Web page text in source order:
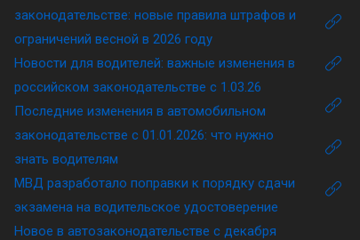
законодательстве: новые правила штрафов и
ограничений весной в 2026 году
Новости для водителей: важные изменения в
российском законодательстве c 1.03.26
Последние изменения в автомобильном
законодательстве c 01.01.2026: что нужно
знать водителям
МВД разработало поправки к порядку сдачи
экзамена на водительское удостоверение
Новое в автозаконодательстве с декабря